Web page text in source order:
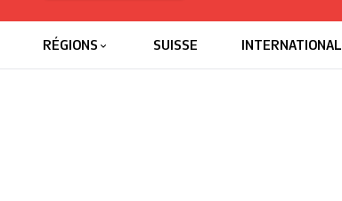
RÉGIONS SUISSE INTERNATIONAL